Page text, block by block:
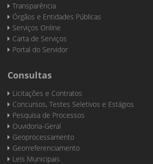
Transparência
Órgãos e Entidades Públicas
Serviços Online
Carta de Serviços
Portal do Servidor
Consultas
Licitações e Contratos
Concursos, Testes Seletivos e Estágios
Pesquisa de Processos
Ouvidoria-Geral
Geoprocessamento
Georreferenciamento
Leis Municipais